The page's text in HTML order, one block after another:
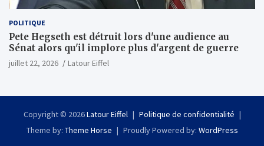
POLITIQUE
Pete Hegseth est détruit lors d'une audience au
Sénat alors qu'il implore plus d'argent de guerre
juillet 22, 2026 Latour Eiffel
Copyright © 2026Latour Eiffel
Politique de confidentialité
Theme by: Theme Horse Proudly Powered by: WordPress